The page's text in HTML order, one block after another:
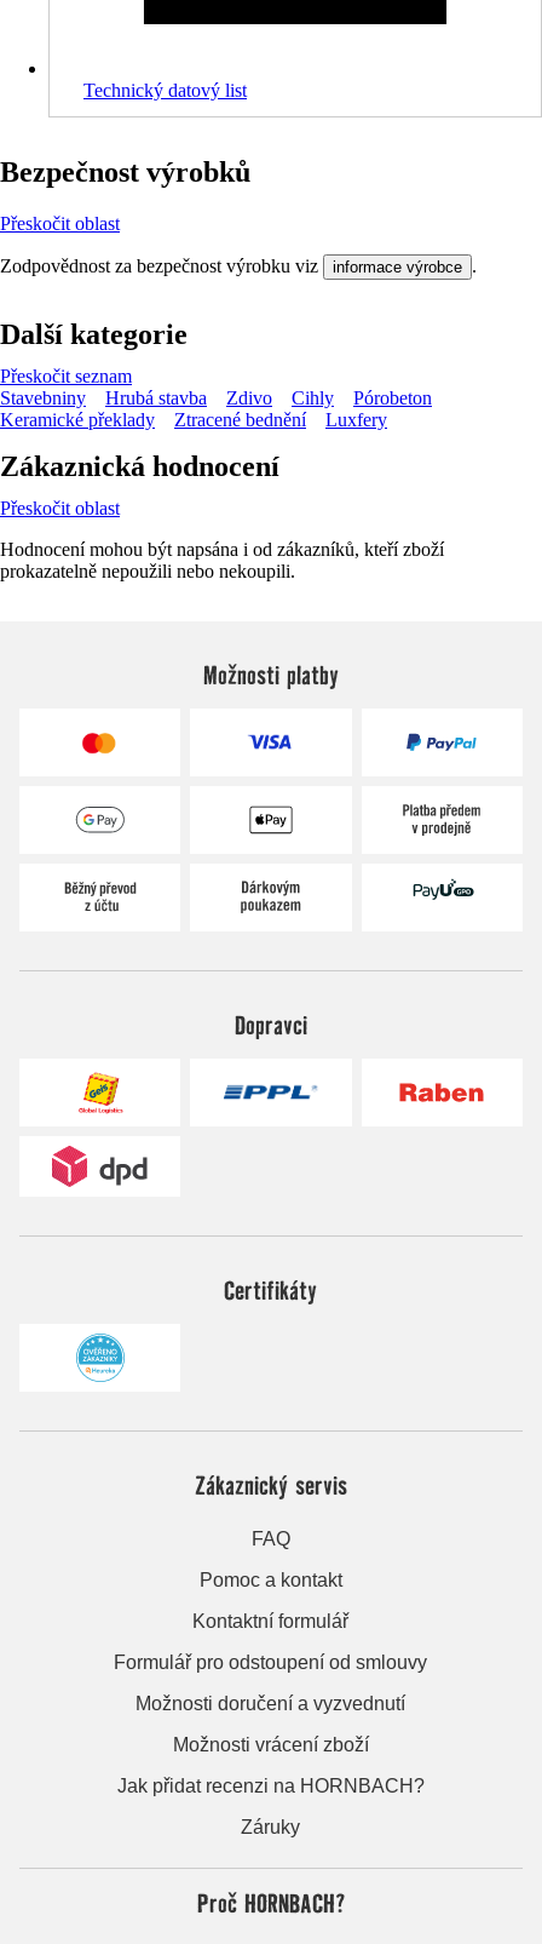
Technický datový list
Bezpečnost výrobků
Přeskočit oblast
Zodpovědnost za bezpečnost výrobku viz informace výrobce .
Další kategorie
Přeskočit seznam
Stavebniny
Hrubá stavba Zdivo Cihly
Pórobeton
Keramické překlady
Ztracené bednění Luxfery
Zákaznická hodnocení
Přeskočit oblast
Hodnocení mohou být napsána i od zákazníků, kteří zboží
prokazatelně nepoužili nebo nekoupili.
Možnosti platby
Dopravci
Certifikáty
Zákaznický servis
FAQ
Pomoc a kontakt
Kontaktní formulář
Formulář pro odstoupení od smlouvy
Možnosti doručení a vyzvednutí
Možnosti vrácení zboží
Jak přidat recenzi na HORNBACH?
Záruky
Proč HORNBACH?